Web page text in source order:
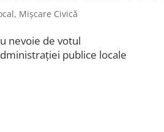
, Mișcare Civică
nevoie de votul
publice locale